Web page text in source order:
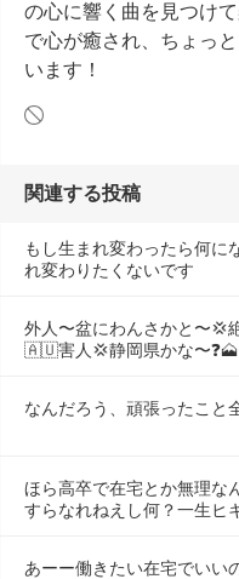
の心に響く曲を見つけ
で心が癒され、ちょっ
います！
関連する投稿
もし生まれ変わったら何に
れ変わりたくないです
外人〜盆にわんさかと〜💢
🇦🇺害人💢静岡県かな〜
なんだろう、頑張ったこと
ほら高卒で在宅とか無理な
すらなれねえし何？一生ヒ
あーー働きたい在宅でいい